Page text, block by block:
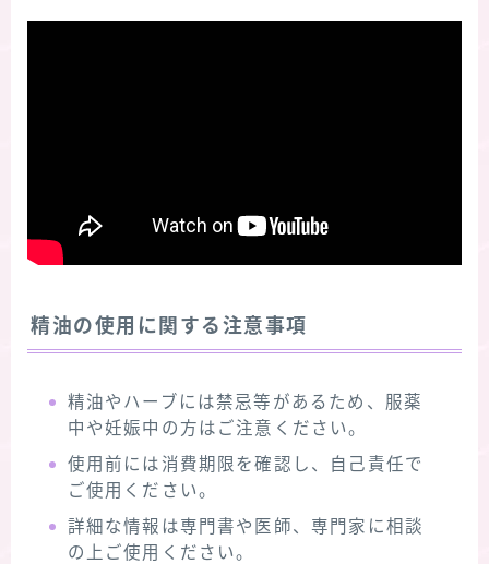
精油の使用に関する注意事項
精油やハーブには禁忌等があるため、服薬
中や妊娠中の方はご注意ください。
使用前には消費期限を確認し、自己責任で
ご使用ください。
詳細な情報は専門書や医師、専門家に相談
の上ご使用ください。